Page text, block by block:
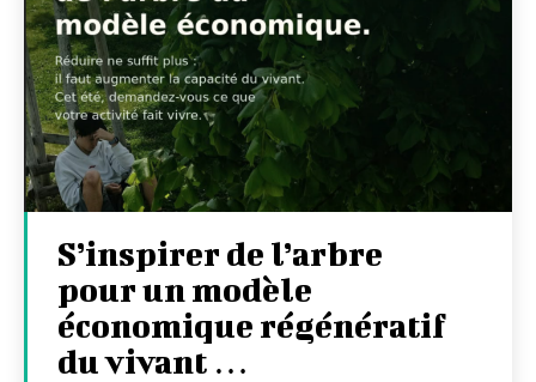
S’inspirer de l’arbre
pour un modèle
économique régénératif
du vivant …